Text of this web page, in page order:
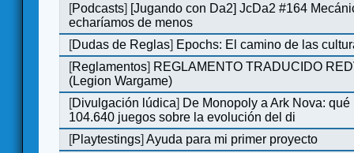
[Podcasts] [Jugando con Da2] JcDa2 #164
echaríamos de menos
[Dudas de Reglas] Epochs: El camino de las
[Reglamentos] REGLAMENTO TRADUCIDO
(Legion Wargame)
[Divulgación lúdica] De Monopoly a Ark Nova:
104.640 juegos sobre la evolución del di
[Playtestings]Ayuda para mi primer proyecto